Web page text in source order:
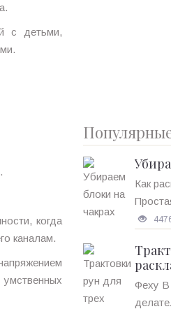
с детьми,
когда
каналам.
Как
Феху В